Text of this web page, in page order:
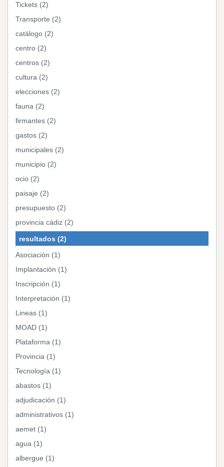
Tickets (2)
Transporte (2)
catálogo (2)
centro (2)
centros (2)
cultura (2)
elecciones (2)
fauna (2)
firmantes (2)
gastos (2)
municipales (2)
municipio (2)
ocio (2)
paisaje (2)
presupuesto (2)
provincia cádiz (2)
resultados (2)
Asociación (1)
Implantación (1)
Inscripción (1)
Interpretación (1)
Lineas (1)
MOAD (1)
Plataforma (1)
Provincia (1)
Tecnología (1)
abastos (1)
adjudicación (1)
administrativos (1)
aemet (1)
agua (1)
albergue (1)